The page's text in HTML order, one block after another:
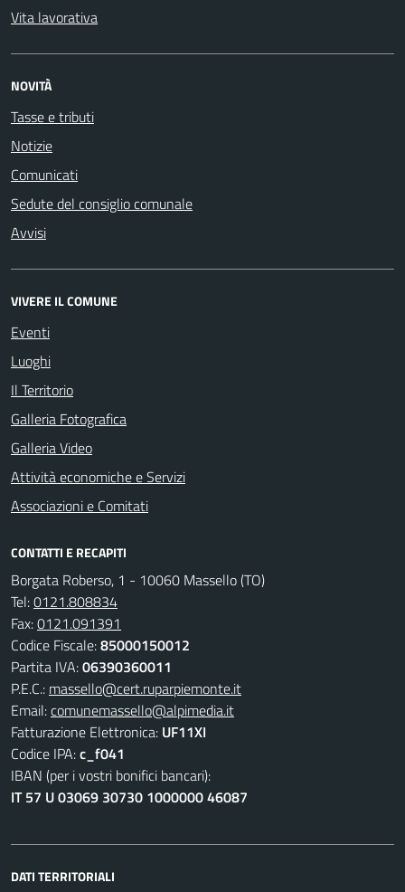
Vita lavorativa
NOVITÀ
Tasse e tributi
Notizie
Comunicati
Sedute del consiglio comunale
Avvisi
VIVERE IL COMUNE
Eventi
Luoghi
Il Territorio
Galleria Fotografica
Galleria Video
Attività economiche e Servizi
Associazioni e Comitati
CONTATTI E RECAPITI
Borgata Roberso, 1 - 10060 Massello (TO)
Tel:0121.808834
Fax:0121.091391
Codice Fiscale:85000150012
Partita IVA:06390360011
P.E.C.: massello@cert.ruparpiemonte.it
Email:comunemassello@alpimedia.it
Fatturazione Elettronica: UF11XI
Codice IPA:c_f041
IBAN (per i vostri bonifici bancari):
IT 57 U 03069 30730 1000000 46087
DATI TERRITORIALI